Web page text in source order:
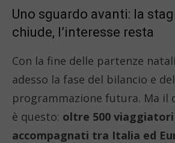
Uno sguardo avanti: la
chiude, l’interesse resta
Con la fine delle partenze
adesso la fase del bilancio e
programmazione futura. Ma il
è questo: oltre 500 viaggiatori
accompagnati tra Italia ed